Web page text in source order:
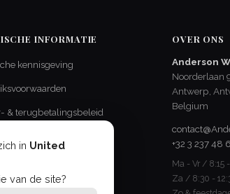
in United
van de site?
INFORMATIE
kennisgeving
& terugbetalingsbeleid
OVER ONS
Anderson
Noorderlaan
Antwerp,
Belgium
+32 3 237 48
Ma - Vr / 8:15
Za / 8:30 -